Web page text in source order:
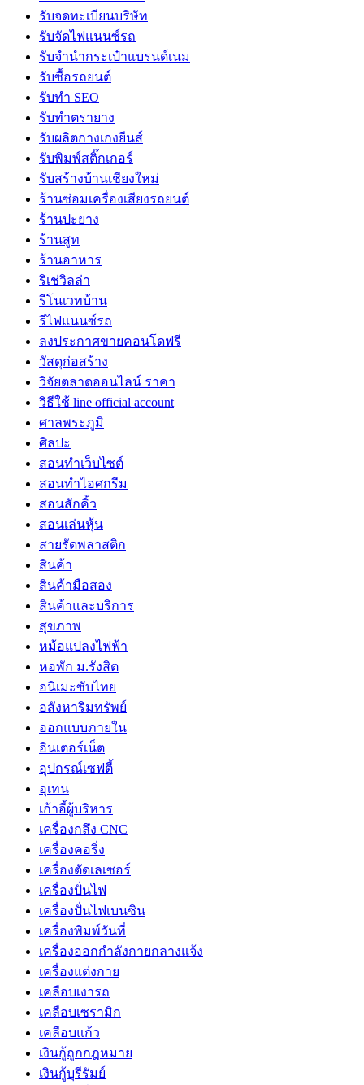
รับจดทะเบียนบริษัท
รับจัดไฟแนนซ์รถ
รับจำนำกระเป๋าแบรนด์เนม
รับซื้อรถยนต์
รับทำ SEO
รับทำตรายาง
รับผลิตกางเกงยีนส์
รับพิมพ์สติ๊กเกอร์
รับสร้างบ้านเชียงใหม่
ร้านซ่อมเครื่องเสียงรถยนต์
ร้านปะยาง
ร้านสูท
ร้านอาหาร
ริเช่วิลล่า
รีโนเวทบ้าน
รีไฟแนนซ์รถ
ลงประกาศขายคอนโดฟรี
วัสดุก่อสร้าง
วิจัยตลาดออนไลน์ ราคา
วิธีใช้ line official account
ศาลพระภูมิ
ศิลปะ
สอนทำเว็บไซต์
สอนทำไอศกรีม
สอนสักคิ้ว
สอนเล่นหุ้น
สายรัดพลาสติก
สินค้า
สินค้ามือสอง
สินค้าและบริการ
สุขภาพ
หม้อแปลงไฟฟ้า
หอพัก ม.รังสิต
อนิเมะซับไทย
อสังหาริมทรัพย์
ออกแบบภายใน
อินเตอร์เน็ต
อุปกรณ์เซฟตี้
อุเทน
เก้าอี้ผู้บริหาร
เครื่องกลึง CNC
เครื่องคอริ่ง
เครื่องตัดเลเซอร์
เครื่องปั่นไฟ
เครื่องปั่นไฟเบนซิน
เครื่องพิมพ์วันที่
เครื่องออกกำลังกายกลางแจ้ง
เครื่องแต่งกาย
เคลือบเงารถ
เคลือบเซรามิก
เคลือบแก้ว
เงินกู้ถูกกฎหมาย
เงินกู้บุรีรัมย์